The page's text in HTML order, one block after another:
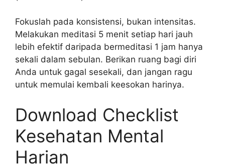
Fokuslah pada konsistensi, bukan intensitas.
Melakukan meditasi 5 menit setiap hari jauh
lebih efektif daripada bermeditasi 1 jam hanya
sekali dalam sebulan. Berikan ruang bagi diri
Anda untuk gagal sesekali, dan jangan ragu
untuk memulai kembali keesokan harinya.
Download Checklist
Kesehatan Mental
Harian